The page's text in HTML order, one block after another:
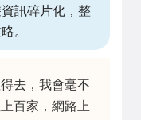
訊碎片化，整
。
去，我會毫不
百家，網路上